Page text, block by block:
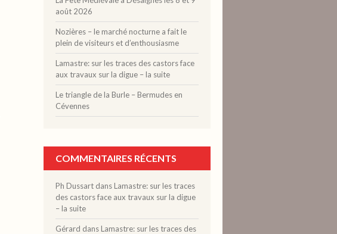
août 2026
Nozières – le marché nocturne a fait le
plein de visiteurs et d’enthousiasme
Lamastre: sur les traces des castors face
aux travaux sur la digue – la suite
Le triangle de la Burle – Bermudes en
Cévennes
COMMENTAIRES RÉCENTS
Ph Dussart dansLamastre: sur les traces
des castors face aux travaux sur la digue
– la suite
Gérard dansLamastre: sur les traces des